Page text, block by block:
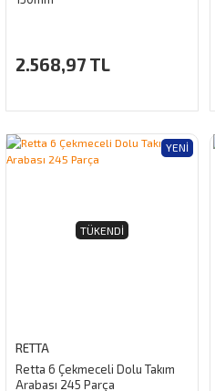
2.568,97 TL
YENI
TÜKENDI
RETTA
Retta 6 Çekmeceli Dolu Takım
Arabası 245 Parça